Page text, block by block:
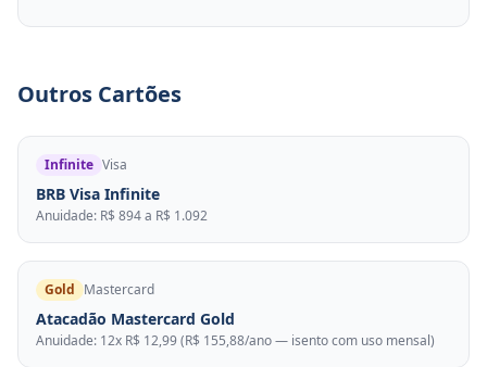
Outros Cartões
Infinite Visa
BRB Visa Infinite
Anuidade: R$ 894 a R$ 1.092
Gold Mastercard
Atacadão Mastercard Gold
Anuidade: 12x R$ 12,99 (R$ 155,88/ano — isento com uso mensal)